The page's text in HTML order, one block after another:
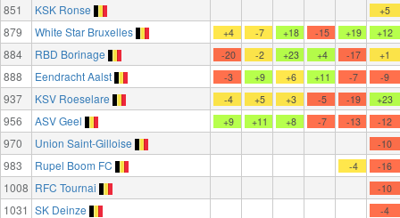
851 KSK Ronse +5
879 White Star Bruxelles +4 -7 +18 -15 +19 +12
884 RBD Borinage -20 -2 +23 +4 -17 +1
888 Eendracht Aalst -3 +9 +6 +11 -7 -9
937 KSV Roeselare -4 +5 +3 -5 -19 +23
956 ASV Geel +9 +11 +8 -7 -13 -12
970 Union Saint-Gilloise -10
983 Rupel Boom FC -4 -16
1008 RFC Tournai -10
1031 SK Deinze -4